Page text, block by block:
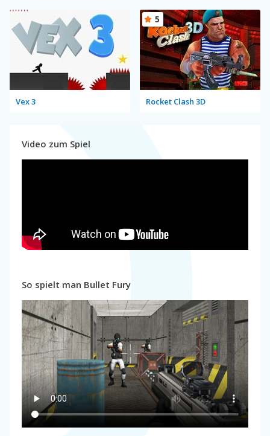
Vex 3 Rocket Clash 3D
5
Video zum Spiel
So spielt man Bullet Fury